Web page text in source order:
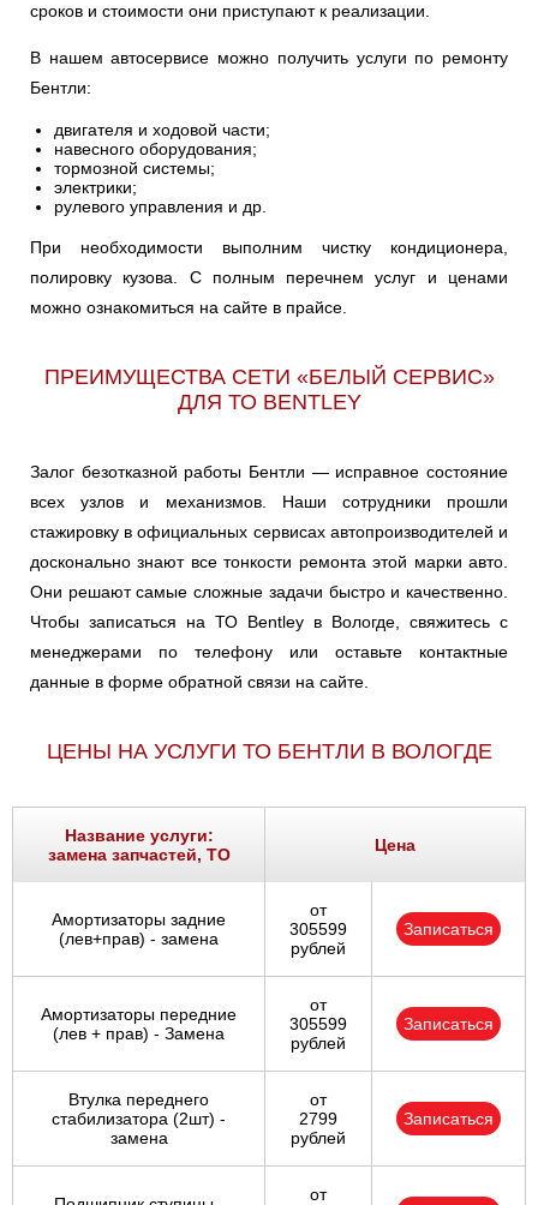
сроков и стоимости они приступают к реализации.
В нашем автосервисе можно получить услуги по ремонту
Бентли:
двигателя и ходовой части;
навесного оборудования;
тормозной системы;
электрики;
рулевого управления и др.
При необходимости выполним чистку кондиционера,
полировку кузова. С полным перечнем услуг и ценами
можно ознакомиться на сайте в прайсе.
ПРЕИМУЩЕСТВА СЕТИ «БЕЛЫЙ СЕРВИС»
ДЛЯ ТО BENTLEY
Залог безотказной работы Бентли — исправное состояние
всех узлов и механизмов. Наши сотрудники прошли
стажировку в официальных сервисах автопроизводителей и
досконально знают все тонкости ремонта этой марки авто.
Они решают самые сложные задачи быстро и качественно.
Чтобы записаться на ТО Bentley в Вологде, свяжитесь с
менеджерами по телефону или оставьте контактные
данные в форме обратной связи на сайте.
ЦЕНЫ НА УСЛУГИ ТО БЕНТЛИ В ВОЛОГДЕ
Название услуги:
замена запчастей, ТО
Цена
Амортизаторы задние
(лев+прав) - замена
от
305599
рублей
Записаться
Амортизаторы передние
(лев + прав) - Замена
от
305599
рублей
Записаться
Втулка переднего
стабилизатора (2шт) -
замена
от
2799
рублей
Записаться
от